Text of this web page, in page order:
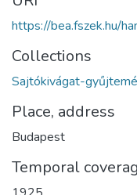
https://bea.fszek.hu/
Collections
Sajtókivágat-
Place, address
Budapest
Temporal